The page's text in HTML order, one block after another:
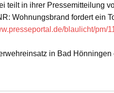
teilt in ihrer Pressemitteilung
Wohnungsbrand fordert ein
blaulicht/pm/
in Bad